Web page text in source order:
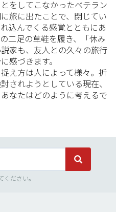
をしてこなかったベテラン
旅に出たことで、閉じてい
込んでくる感覚とともにあ
二足の草鞋を履き、「休み
家も、友人との久々の旅行
感づきます。
え方は人によって様々。折
されようとしている現在、
なたはどのように考えるで
サイト内
ださい。